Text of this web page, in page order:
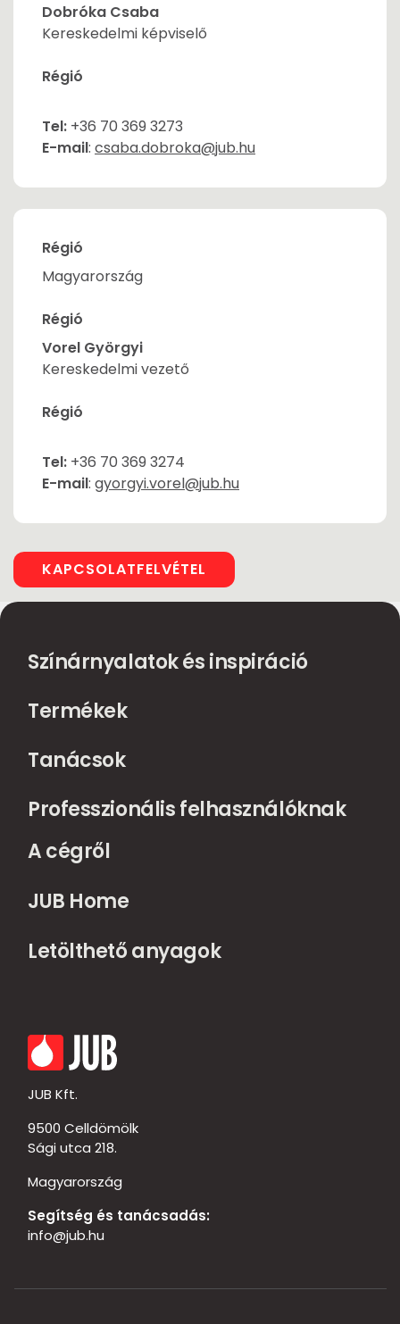
Dobróka Csaba
Kereskedelmi képviselő
Régió
Tel: +36 70 369 3273
E-mail: csaba.dobroka@jub.hu
Régió
Magyarország
Régió
Vorel Györgyi
Kereskedelmi vezető
Régió
Tel: +36 70 369 3274
E-mail: gyorgyi.vorel@jub.hu
KAPCSOLATFELVÉTEL
Színárnyalatok és inspiráció
Termékek
Tanácsok
Professzionális felhasználóknak
A cégről
JUB Home
Letölthető anyagok
JUB Kft.
9500 Celldömölk
Sági utca 218.
Magyarország
Segítség és tanácsadás:
info@jub.hu